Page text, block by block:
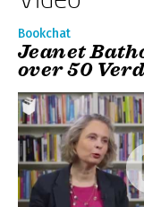
Bookchat
Jeanet
over 50